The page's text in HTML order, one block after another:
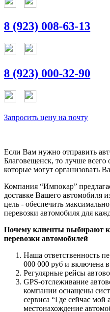
8 (923) 008-63-13
8 (923) 000-32-90
Запросить цену на почту
Если Вам нужно отправить
Благовещенск, то лучше всего
которые могут организовать
Компания “Импокар”
доставке Вашего автомобиля
цель - обеспечить
перевозки автомобиля для
Почему клиенты выбирают
перевозки автомобилей
Наша ответственность
000 000 руб и включена
Регулярные рейсы
GPS-отслеживание
компании оснащены
сервиса “Где сейчас
местонахождение